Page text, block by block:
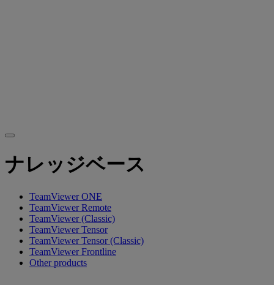
ナレッジベース
TeamViewer ONE
TeamViewer Remote
TeamViewer (Classic)
TeamViewer Tensor
TeamViewer Tensor (Classic)
TeamViewer Frontline
Other products